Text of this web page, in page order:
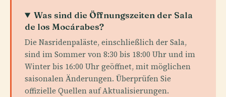
Was sind die Öffnungszeiten der Sala
de los Mocárabes?
Die Nasridenpaläste, einschließlich der Sala,
sind im Sommer von 8:30 bis 18:00 Uhr und im
Winter bis 16:00 Uhr geöffnet, mit möglichen
saisonalen Änderungen. Überprüfen Sie
offizielle Quellen auf Aktualisierungen.